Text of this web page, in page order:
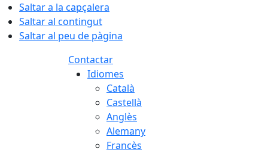
Saltar a la capçalera
Saltar al contingut
Saltar al peu de pàgina
Contactar
Idiomes
Català
Castellà
Anglès
Alemany
Francès